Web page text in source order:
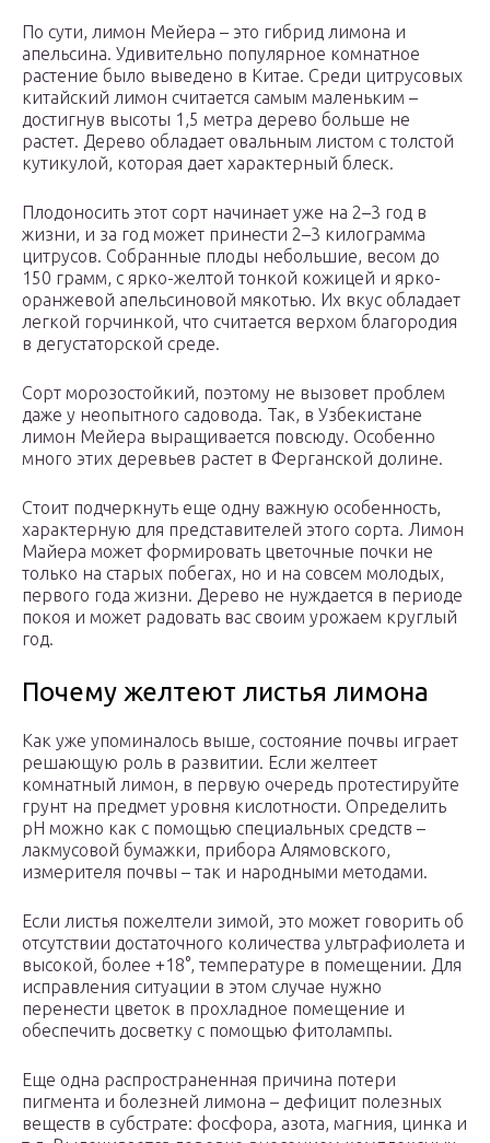
По сути, лимон Мейера – это гибрид лимона и
апельсина. Удивительно популярное комнатное
растение было выведено в Китае. Среди цитрусовых
китайский лимон считается самым маленьким –
достигнув высоты 1,5 метра дерево больше не
растет. Дерево обладает овальным листом с толстой
кутикулой, которая дает характерный блеск.
Плодоносить этот сорт начинает уже на 2–3 год в
жизни, и за год может принести 2–3 килограмма
цитрусов. Собранные плоды небольшие, весом до
150 грамм, с ярко-желтой тонкой кожицей и ярко-
оранжевой апельсиновой мякотью. Их вкус обладает
легкой горчинкой, что считается верхом благородия
в дегустаторской среде.
Сорт морозостойкий, поэтому не вызовет проблем
даже у неопытного садовода. Так, в Узбекистане
лимон Мейера выращивается повсюду. Особенно
много этих деревьев растет в Ферганской долине.
Стоит подчеркнуть еще одну важную особенность,
характерную для представителей этого сорта. Лимон
Майера может формировать цветочные почки не
только на старых побегах, но и на совсем молодых,
первого года жизни. Дерево не нуждается в периоде
покоя и может радовать вас своим урожаем круглый
год.
Почему желтеют листья лимона
Как уже упоминалось выше, состояние почвы играет
решающую роль в развитии. Если желтеет
комнатный лимон, в первую очередь протестируйте
грунт на предмет уровня кислотности. Определить
pH можно как с помощью специальных средств –
лакмусовой бумажки, прибора Алямовского,
измерителя почвы – так и народными методами.
Если листья пожелтели зимой, это может говорить об
отсутствии достаточного количества ультрафиолета и
высокой, более +18°, температуре в помещении. Для
исправления ситуации в этом случае нужно
перенести цветок в прохладное помещение и
обеспечить досветку с помощью фитолампы.
Еще одна распространенная причина потери
пигмента и болезней лимона – дефицит полезных
веществ в субстрате: фосфора, азота, магния, цинка и